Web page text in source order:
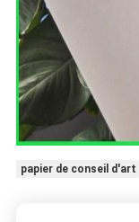
papier de conseil d'art